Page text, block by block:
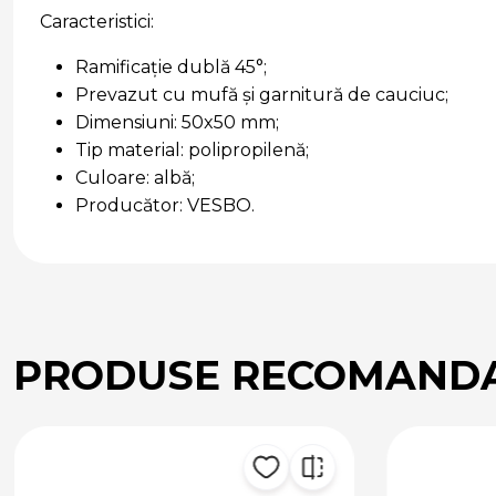
Caracteristici:
Ramificație dublă 45°;
Prevazut cu mufă și garnitură de cauciuc;
Dimensiuni: 50x50 mm;
Tip material: polipropilenă;
Culoare: albă;
Producător: VESBO.
PRODUSE